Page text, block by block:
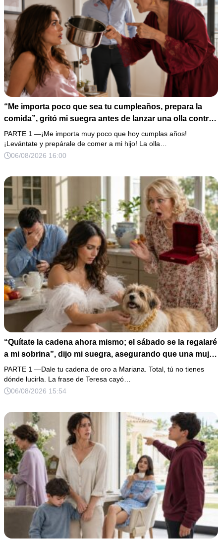
“Me importa poco que sea tu cumpleaños, prepara la
comida”, gritó mi suegra antes de lanzar una olla contra
mi cama. Mi esposo regresó horas después oliendo al
perfume de su amante, seguro de que yo lo perdonaría.
Pero yo ya tenía 3 copias de los estados de cuenta y una
PARTE 1 —¡Me importa muy poco que hoy cumplas años!
¡Levántate y prepárale de comer a mi hijo! La olla…
06/08/2026 16:00
“Quítate la cadena ahora mismo; el sábado se la regalaré
a mi sobrina”, dijo mi suegra, asegurando que una mujer
con las manos marcadas por espinas no merecía 50
gramos de oro. Mi esposo guardó silencio, así que
obedecí con calma y le pedí que preparara la fiesta. Ella
completo que había intentado ocultar.
PARTE 1 —Dale tu cadena de oro a Mariana. Total, tú no tienes
dónde lucirla. La frase de Teresa cayó…
06/08/2026 15:54